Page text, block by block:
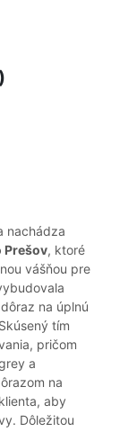
nachádza
Prešov, ktoré
vášňou pre
na úplnú
tím
pričom
a
na
aby
Dôležitou